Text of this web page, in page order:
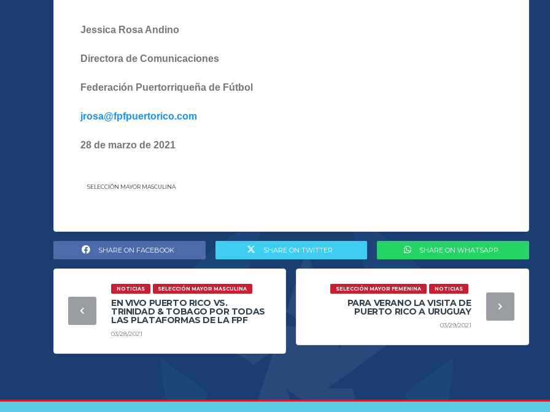
Jessica Rosa Andino
Directora de Comunicaciones
Federación Puertorriqueña de Fútbol
jrosa@fpfpuertorico.com
28 de marzo de 2021
SELECCIÓN MAYOR MASCULINA
SHARE ON FACEBOOK SHARE ON TWITTER SHARE ON WHATSAPP
NOTICIAS SELECCIÓN MAYOR MASCULINA
EN VIVO PUERTO RICO VS.
TRINIDAD & TOBAGO POR TODAS
LAS PLATAFORMAS DE LA FPF
03/28/2021
NOTICIAS
SELECCIÓN MAYOR FEMENINA
PARA VERANO LA VISITA DE
PUERTO RICO A URUGUAY
03/29/2021